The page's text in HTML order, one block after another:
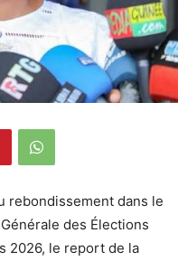
rebondissement dans le
des Élections
2026, le report de la